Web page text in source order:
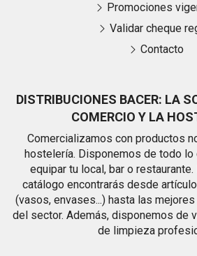
DISTRIBUCIONES BACER: LA
COMERCIO Y LA
Comercializamos con productos
hostelería. Disponemos de todo lo
equipar tu local, bar o
catálogo encontrarás desde
(vasos, envases...) hasta las
del sector. Además, disponemos de
de limpieza
Promociones
Validar cheque
Contacto